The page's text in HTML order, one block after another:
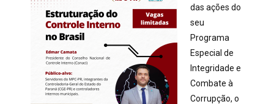
das ações do
seu
Programa
Especial de
Integridade e
Combate à
Corrupção, o